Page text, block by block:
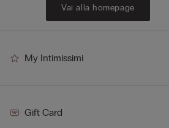
Vai alla homepage
My Intimissimi
Gift Card